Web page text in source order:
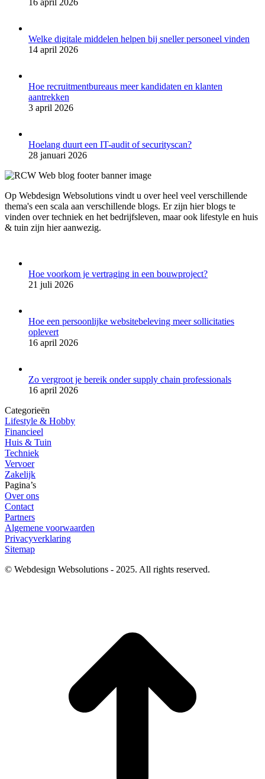
Welke digitale middelen helpen bij sneller personeel vinden
14 april 2026
Hoe recruitmentbureaus meer kandidaten en klanten
aantrekken
3 april 2026
Hoelang duurt een IT-audit of securityscan?
28 januari 2026
Op Webdesign Websolutions vindt u over heel veel verschillende
thema's een scala aan verschillende blogs. Er zijn hier blogs te
vinden over techniek en het bedrijfsleven, maar ook lifestyle en huis
& tuin zijn hier aanwezig.
Hoe voorkom je vertraging in een bouwproject?
21 juli 2026
Hoe een persoonlijke websitebeleving meer sollicitaties
oplevert
16 april 2026
Zo vergroot je bereik onder supply chain professionals
16 april 2026
Categorieën
Lifestyle & Hobby
Financieel
Huis & Tuin
Techniek
Vervoer
Zakelijk
Pagina’s
Over ons
Contact
Partners
Algemene voorwaarden
Privacyverklaring
Sitemap
© Webdesign Websolutions - 2025. All rights reserved.